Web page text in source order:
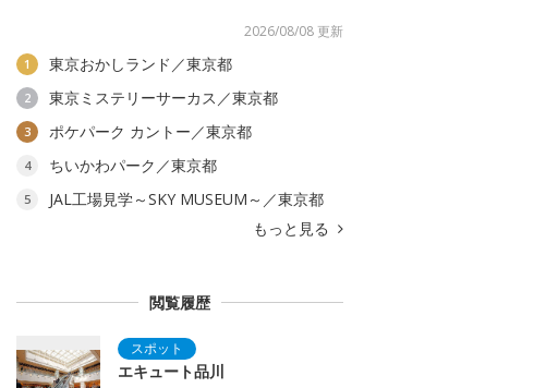
2026/08/08 更新
1 東京おかしランド／東京都
2 東京ミステリーサーカス／東京都
3 ポケパーク カントー／東京都
4 ちいかわパーク／東京都
5
JAL工場見学～SKY MUSEUM～／東京都
もっと見る
閲覧履歴
エキュート品川